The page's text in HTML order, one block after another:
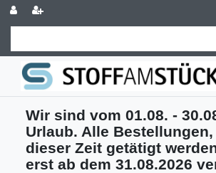
Wir sind vom 01.08. -
Urlaub. Alle
dieser Zeit getätigt
erst ab dem 31.08.2026